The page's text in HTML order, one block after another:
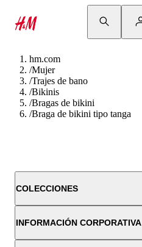
hm.com
/Mujer
/Trajes de bano
/Bikinis
/Bragas de bikini
/Braga de bikini tipo tanga
COLECCIONES
INFORMACIÓN CORPORATIVA